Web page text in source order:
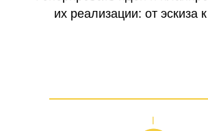
их реализации: от эскиза